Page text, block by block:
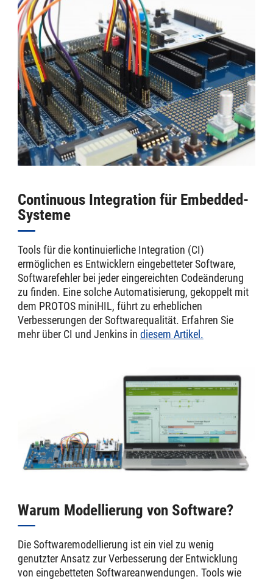
Continuous Integration für Embedded-
Systeme
Tools für die kontinuierliche Integration (CI)
ermöglichen es Entwicklern eingebetteter Software,
Softwarefehler bei jeder eingereichten Codeänderung
zu finden. Eine solche Automatisierung, gekoppelt mit
dem PROTOS miniHIL, führt zu erheblichen
Verbesserungen der Softwarequalität. Erfahren Sie
mehr über CI und Jenkins in diesem Artikel.
Warum Modellierung von Software?
Die Softwaremodellierung ist ein viel zu wenig
genutzter Ansatz zur Verbesserung der Entwicklung
von eingebetteten Softwareanwendungen. Tools wie